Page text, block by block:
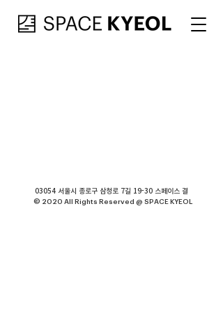
03054 서울시 종로구 삼청로 7길 19-30 스페이스 결
© 2020 All Rights Reserved @ SPACE KYEOL